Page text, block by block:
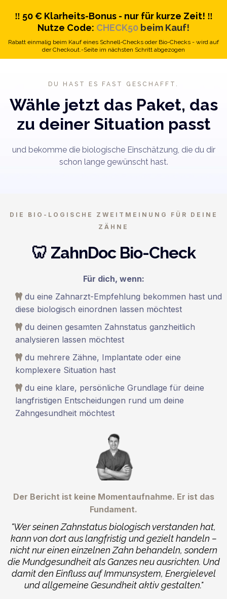
‼️ 50 € Klarheits-Bonus - nur für kurze Zeit! ‼️
Nutze Code: CHECK50 beim Kauf!
Rabatt einmalig beim Kauf eines Schnell-Checks oder Bio-Checks - wird auf
der Checkout.-Seite im nächsten Schritt abgezogen
DU HAST ES FAST GESCHAFFT.
Wähle jetzt das Paket, das
zu deiner Situation passt
und bekomme die biologische Einschätzung, die du dir
schon lange gewünscht hast.
DIE BIO-LOGISCHE ZWEITMEINUNG FÜR DEINE
ZÄHNE
🦷 ZahnDoc Bio-Check
Für dich, wenn:
du eine Zahnarzt-Empfehlung bekommen hast und
diese biologisch einordnen lassen möchtest
du deinen gesamten Zahnstatus ganzheitlich
analysieren lassen möchtest
du mehrere Zähne, Implantate oder eine
komplexere Situation hast
du eine klare, persönliche Grundlage für deine
langfristigen Entscheidungen rund um deine
Zahngesundheit möchtest
Der Bericht ist keine Momentaufnahme. Er ist das
Fundament.
"Wer seinen Zahnstatus biologisch verstanden hat,
kann von dort aus langfristig und gezielt handeln –
nicht nur einen einzelnen Zahn behandeln, sondern
die Mundgesundheit als Ganzes neu ausrichten. Und
damit den Einfluss auf Immunsystem, Energielevel
und allgemeine Gesundheit aktiv gestalten."